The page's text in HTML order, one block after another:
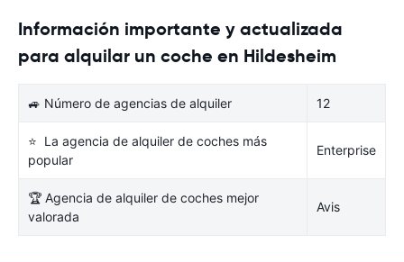
Información importante y actualizada
para alquilar un coche en Hildesheim
🚙 Número de agencias de alquiler 12
⭐ La agencia de alquiler de coches más
popular
Enterprise
🏆 Agencia de alquiler de coches mejor
valorada
Avis